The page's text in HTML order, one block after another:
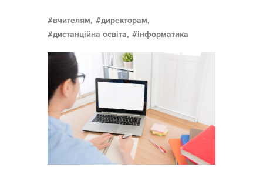
вчителям,
директорам,
дистанційна освіта,
інформатика